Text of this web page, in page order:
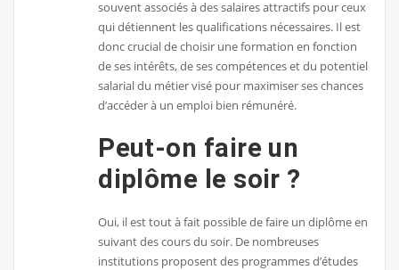
souvent associés à des salaires attractifs pour ceux
qui détiennent les qualifications nécessaires. Il est
donc crucial de choisir une formation en fonction
de ses intérêts, de ses compétences et du potentiel
salarial du métier visé pour maximiser ses chances
d’accéder à un emploi bien rémunéré.
Peut-on faire un
diplôme le soir ?
Oui, il est tout à fait possible de faire un diplôme en
suivant des cours du soir. De nombreuses
institutions proposent des programmes d’études